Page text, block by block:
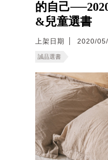
的自己
&兒童選書
上架日期 2020/
誠品選書